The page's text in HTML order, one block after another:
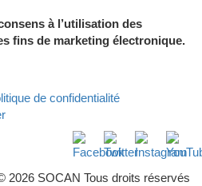
à l’utilisation des
fins de marketing électronique.
de confidentialité
2026 SOCAN Tous droits réservés